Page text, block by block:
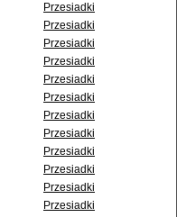
Przesiadki
Przesiadki
Przesiadki
Przesiadki
Przesiadki
Przesiadki
Przesiadki
Przesiadki
Przesiadki
Przesiadki
Przesiadki
Przesiadki